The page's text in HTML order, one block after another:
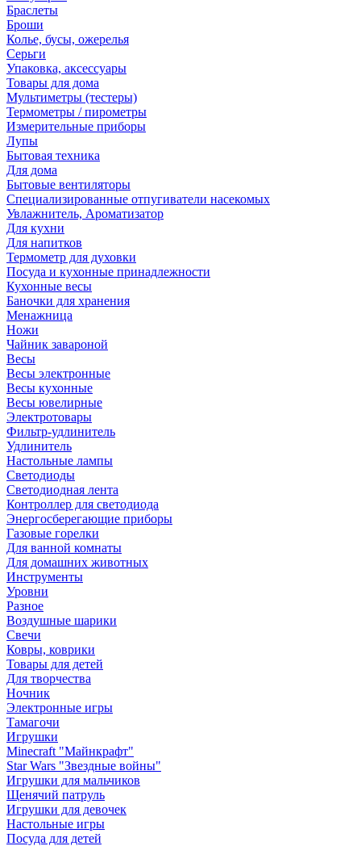
Браслеты
Броши
Колье, бусы, ожерелья
Серьги
Упаковка, аксессуары
Товары для дома
Мультиметры (тестеры)
Термометры / пирометры
Измерительные приборы
Лупы
Бытовая техника
Для дома
Бытовые вентиляторы
Специализированные отпугиватели насекомых
Увлажнитель, Ароматизатор
Для кухни
Для напитков
Термометр для духовки
Посуда и кухонные принадлежности
Кухонные весы
Баночки для хранения
Менажница
Ножи
Чайник завароной
Весы
Весы электронные
Весы кухонные
Весы ювелирные
Электротовары
Фильтр-удлинитель
Удлинитель
Настольные лампы
Светодиоды
Светодиодная лента
Контроллер для светодиода
Энергосберегающие приборы
Газовые горелки
Для ванной комнаты
Для домашних животных
Инструменты
Уровни
Разное
Воздушные шарики
Свечи
Ковры, коврики
Товары для детей
Для творчества
Ночник
Электронные игры
Тамагочи
Игрушки
Minecraft "Майнкрафт"
Star Wars "Звездные войны"
Игрушки для мальчиков
Щенячий патруль
Игрушки для девочек
Настольные игры
Посуда для детей